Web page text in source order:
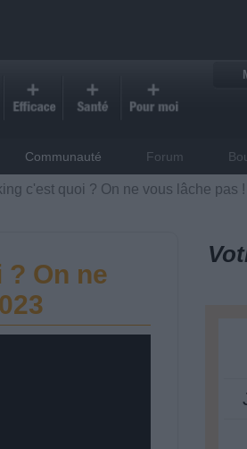
Communauté Forum
c'est quoi ? On ne vous lâche pas
On ne